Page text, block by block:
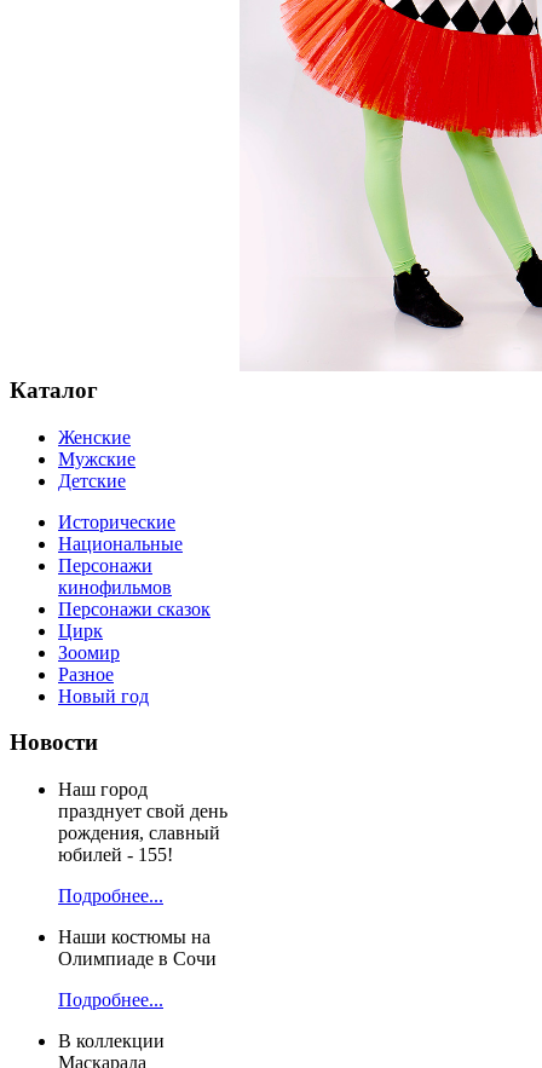
Каталог
Женские
Мужские
Детские
Исторические
Национальные
Персонажи
кинофильмов
Персонажи сказок
Цирк
Зоомир
Разное
Новый год
Новости
Наш город
празднует свой день
рождения, славный
юбилей - 155!
Подробнее...
Наши костюмы на
Олимпиаде в Сочи
Подробнее...
В коллекции
Маскарада